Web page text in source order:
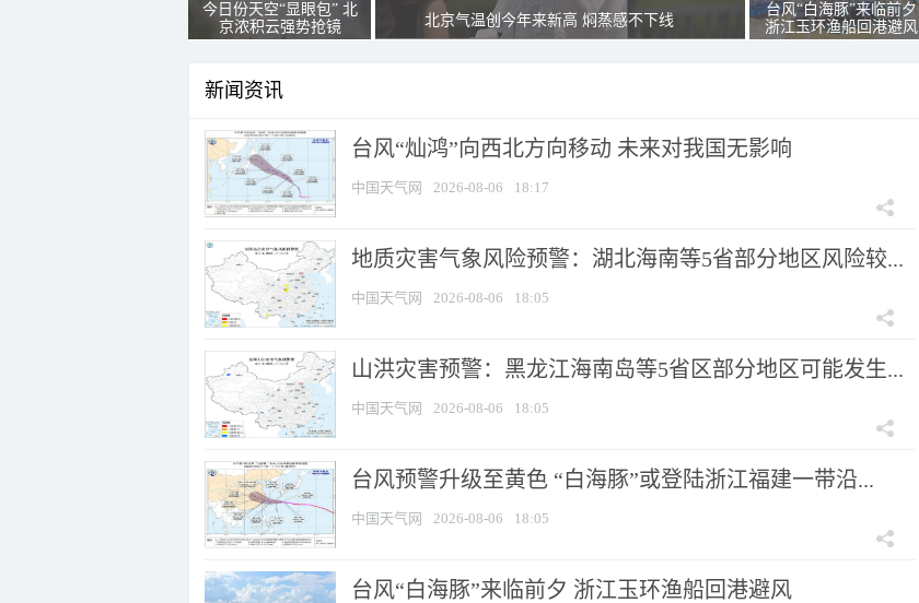
今日份天空“显眼包” 北
京浓积云强势抢镜
北京气温创今年来新高 焖蒸感不下线
台风“白海豚”来临前夕
浙江玉环渔船回港避风
新闻资讯
台风“灿鸿”向西北方向移动 未来对我国无影响
中国天气网 2026-08-06 18:17
地质灾害气象风险预警：湖北海南等5省部分地区风险较...
中国天气网 2026-08-06 18:05
山洪灾害预警：黑龙江海南岛等5省区部分地区可能发生...
中国天气网 2026-08-06 18:05
台风预警升级至黄色 “白海豚”或登陆浙江福建一带沿...
中国天气网 2026-08-06 18:05
台风“白海豚”来临前夕 浙江玉环渔船回港避风